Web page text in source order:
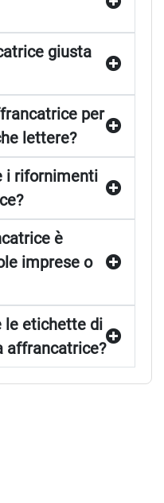
giusta
per
lettere?
i rifornimenti
è
imprese o
le etichette di
affrancatrice?